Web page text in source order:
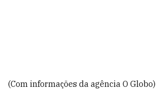
(Com informações da agência O Globo)